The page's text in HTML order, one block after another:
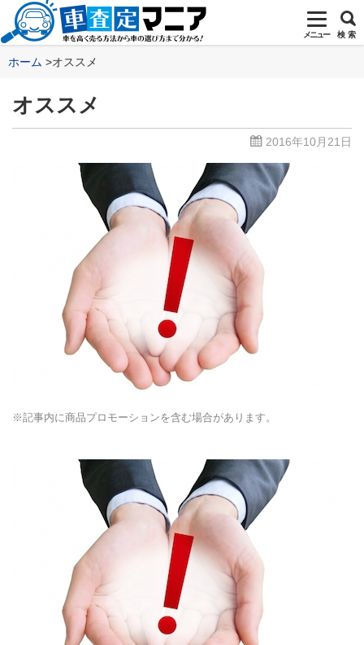
メニュー 検 索
ホーム オススメ
オススメ
2016年10月21日
※記事内に商品プロモーションを含む場合があります。